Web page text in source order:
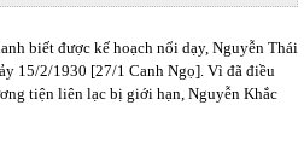
biết được kế hoạch nổi dạy, Nguyễn Thái
15/2/1930 [27/1 Canh Ngọ]. Vì đã điều
tiện liên lạc bị giới hạn, Nguyễn Khắc